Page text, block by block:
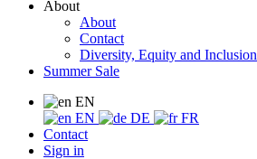
About
About
Contact
Diversity, Equity and Inclusion
Summer Sale
EN
EN
DE
FR
Contact
Sign in